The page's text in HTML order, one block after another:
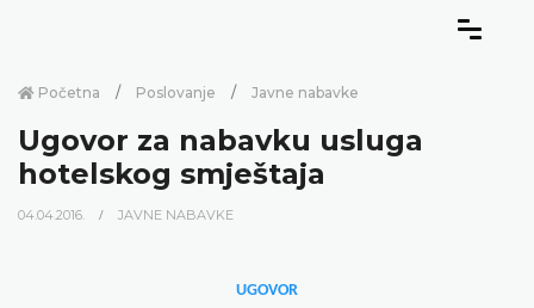
Početna Poslovanje Javne nabavke
Ugovor za nabavku usluga
hotelskog smještaja
04.04.2016. JAVNE NABAVKE
UGOVOR